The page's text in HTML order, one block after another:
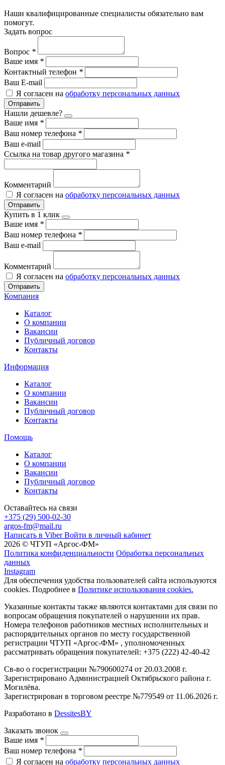
Наши квалифицированные специалисты обязательно вам
помогут.
Задать вопрос
Вопрос *
Ваше имя *
Контактный телефон *
Ваш E-mail
Я согласен на обработку персональных данных
Отправить
Нашли дешевле?
Ваше имя *
Ваш номер телефона *
Ваш e-mail
Ссылка на товар другого магазина *
Комментарий
Я согласен на обработку персональных данных
Отправить
Купить в 1 клик
Ваше имя *
Ваш номер телефона *
Ваш e-mail
Комментарий
Я согласен на обработку персональных данных
Отправить
Компания
Каталог
О компании
Вакансии
Публичный договор
Контакты
Информация
Каталог
О компании
Вакансии
Публичный договор
Контакты
Помощь
Каталог
О компании
Вакансии
Публичный договор
Контакты
Оставайтесь на связи
+375 (29) 500-02-30
argos-fm@mail.ru
Написать в Viber Войти в личный кабинет
2026 © ЧТУП «Аргос-ФМ»
Политика конфиденциальности Обработка персональных
данных
Instagram
Для обеспечения удобства пользователей сайта используются
cookies. Подробнее в Политике использования cookies.
Указанные контакты также являются контактами для связи по
вопросам обращения покупателей о нарушении их прав.
Номера телефонов работников местных исполнительных и
распорядительных органов по месту государственной
регистрации ЧТУП «Аргос-ФМ» , уполномоченных
рассматривать обращения покупателей: +375 (222) 42-40-42
Св-во о госрегистрации №790600274 от 20.03.2008 г.
Зарегистрировано Администрацией Октябрьского района г.
Могилёва.
Зарегистрирован в торговом реестре №779549 от 11.06.2026 г.
Разработано в DessitesBY
Заказать звонок
Ваше имя *
Ваш номер телефона *
Я согласен на обработку персональных данных